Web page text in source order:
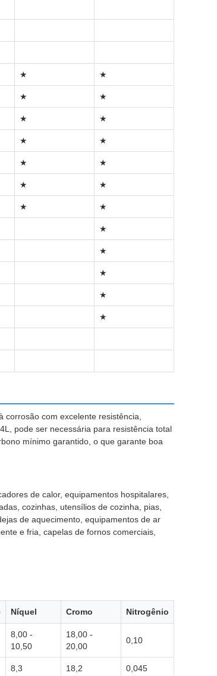
★ ★
★ ★
★ ★
★ ★
★ ★
★ ★
★ ★
★
★
★
★
★
com excelente resistência,
pode ser necessária para resistência total
mínimo garantido, o que garante boa
de calor, equipamentos hospitalares,
cozinhas, utensílios de cozinha, pias,
de aquecimento, equipamentos de ar
e fria, capelas de fornos comerciais,
Níquel Cromo Nitrogênio
8,00 -
10,50
18,00 -
20,00
0,10
8,3 18,2 0,045